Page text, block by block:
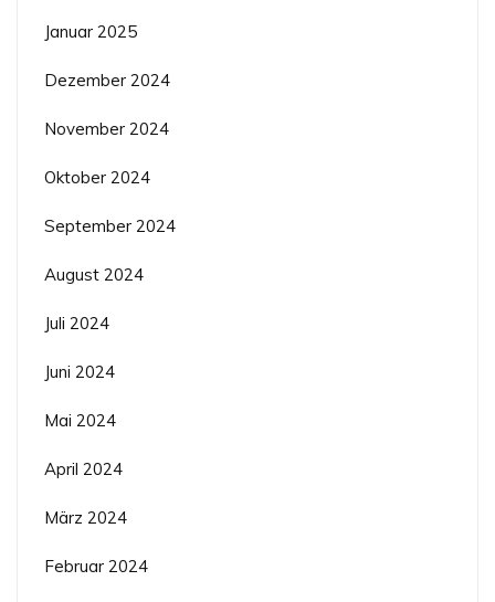
Januar 2025
Dezember 2024
November 2024
Oktober 2024
September 2024
August 2024
Juli 2024
Juni 2024
Mai 2024
April 2024
März 2024
Februar 2024